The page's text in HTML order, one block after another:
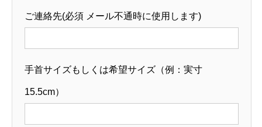
ご連絡先(必須 メール不通時に使用します)
手首サイズもしくは希望サイズ（例：実寸
15.5cm）